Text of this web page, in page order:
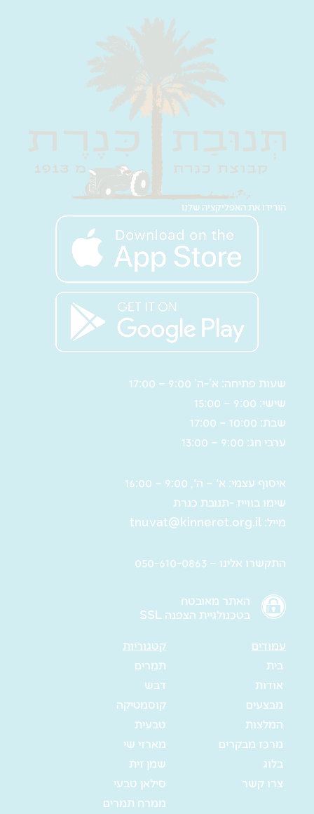
הורידו את האפליקציה שלנו
שעות פתיחה: א’-ה’ 9:00 – 17:00
שישי: 9:00 – 15:00
שבת: 10:00 – 17:00
ערבי חג: 9:00 – 13:00
איסוף עצמי: א' – ה', 9:00 – 16:00
שימו בווייז -תנובת כנרת
מייל: tnuvat@kinneret.org.il
התקשרו אלינו – 050-610-0863
האתר מאובטח
בטכנולגיית הצפנה SSL
עמודים
בית
אודות
מבצעים
המלצות
מרכז מבקרים
בלוג
צרו קשר
קטגוריות
תמרים
דבש
קוסמטיקה
טבעית
מארזי שי
שמן זית
סילאן טבעי
ממרח תמרים